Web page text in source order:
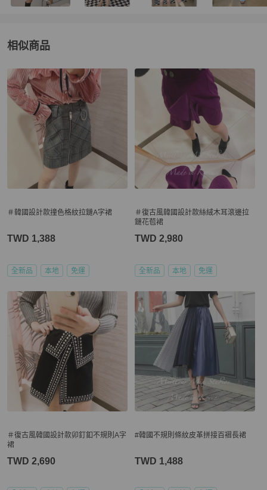
相似商品
更多相似女裝推薦精品
＃韓國設計款撞色格紋拉鏈A字裙
TWD 1,388
全新品 本地 免運
＃復古風韓國設計款絲絨木耳滾邊拉
鏈花苞裙
TWD 2,980
全新品 本地 免運
＃復古風韓國設計款卯釘釦不規則A字
裙
TWD 2,690
#韓國不規則條紋皮革拼接百褶長裙
TWD 1,488